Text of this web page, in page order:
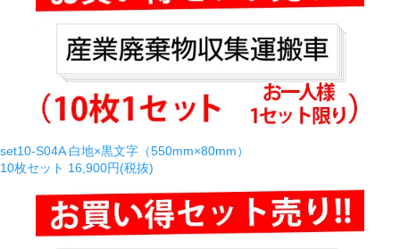
set10-S04A 白地×黒文字（550mm×80mm）
10枚セット 16,900円(税抜)